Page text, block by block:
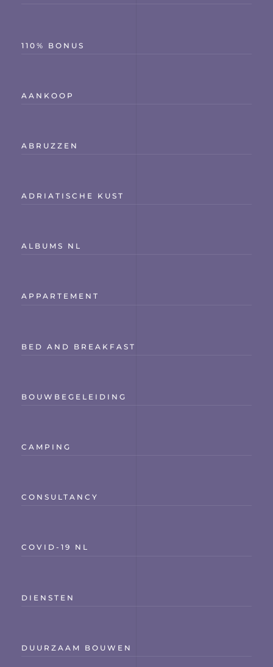
110% BONUS
AANKOOP
ABRUZZEN
ADRIATISCHE KUST
ALBUMS NL
APPARTEMENT
BED AND BREAKFAST
BOUWBEGELEIDING
CAMPING
CONSULTANCY
COVID-19 NL
DIENSTEN
DUURZAAM BOUWEN